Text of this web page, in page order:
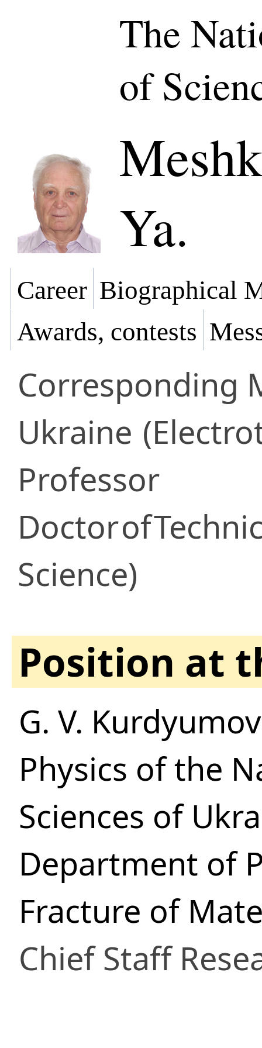
The
of
Ya.
Career Biographical
Awards, contests
Corresponding
Ukraine
Professor
Doctorof
Science)
Position at
G. V.
Physics of the
Sciences of
Department of
Fracture of
Chief Staff